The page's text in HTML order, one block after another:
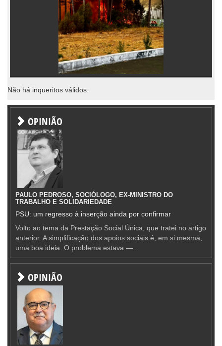
Não há inqueritos válidos.
OPINIÃO
PAULO PEDROSO, SOCIÓLOGO, EX-MINISTRO DO
TRABALHO E SOLIDARIEDADE
PSU: um regresso à inserção ainda por confirmar
Volto ao tema da Prestação Social Única, que tratei no artigo
anterior. A simplificação dos apoios sociais é, em si mesma,
uma boa ideia. O problema estava —...
OPINIÃO